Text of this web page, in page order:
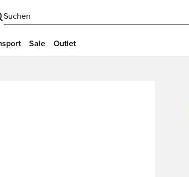
Suchen
Sale Outlet